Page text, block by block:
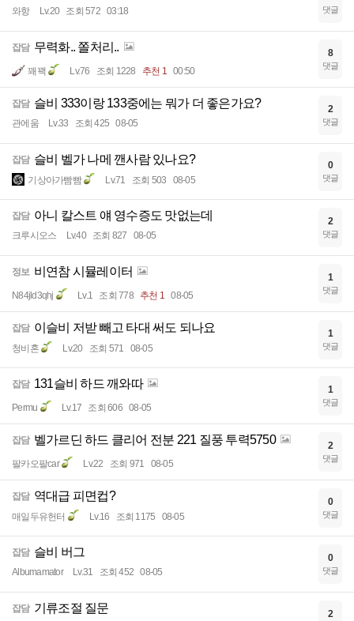
와항 Lv.20 조회 572 03:18 댓글
잡담 무력화.. 쫄처리..
꽤꽥 Lv.76 조회 1228 추천 1 00:50
8
댓글
잡담 슬비 333이랑 133중에는 뭐가 더 좋은가요?
관에움 Lv.33 조회 425 08-05
2
댓글
잡담 슬비 벨가 나메 깬사람 있나요?
기상아가빰빰 Lv.71 조회 503 08-05
0
댓글
잡담 아니 칼스트 얘 영수증도 맛없는데
크루시오스 Lv.40 조회 827 08-05
2
댓글
정보 비연참 시뮬레이터
N84jld3qhj Lv.1 조회 778 추천 1 08-05
1
댓글
잡담 이슬비 저받 빼고 타대 써도 되나요
청비혼 Lv.20 조회 571 08-05
1
댓글
잡담 131슬비 하드 깨와따
Permu Lv.17 조회 606 08-05
1
댓글
잡담 벨가르딘 하드 클리어 전분 221 질풍 투력5750
팔카오팔car Lv.22 조회 971 08-05
2
댓글
잡담 역대급 피면컵?
매일두유헌터 Lv.16 조회 1175 08-05
0
댓글
잡담 슬비 버그
Albumamator Lv.31 조회 452 08-05
0
댓글
잡담 기류조절 질문 2